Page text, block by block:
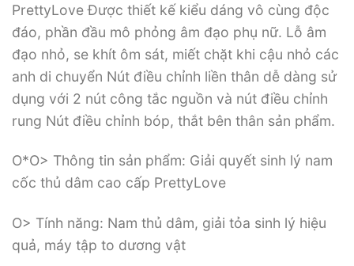
PrettyLove Được thiết kế kiểu dáng vô cùng độc
đáo, phần đầu mô phỏng âm đạo phụ nữ. Lỗ âm
đạo nhỏ, se khít ôm sát, miết chặt khi cậu nhỏ các
anh di chuyển Nút điều chỉnh liền thân dễ dàng sử
dụng với 2 nút công tắc nguồn và nút điều chỉnh
rung Nút điều chỉnh bóp, thắt bên thân sản phẩm.
O*O> Thông tin sản phẩm: Giải quyết sinh lý nam
cốc thủ dâm cao cấp PrettyLove
O> Tính năng: Nam thủ dâm, giải tỏa sinh lý hiệu
quả, máy tập to dương vật